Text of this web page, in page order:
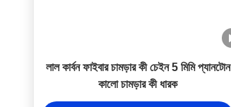
লাল কার্বন ফাইবার চামড়ার কী চেইন 5 মিমি প্যানটোন
কালো চামড়ার কী ধারক